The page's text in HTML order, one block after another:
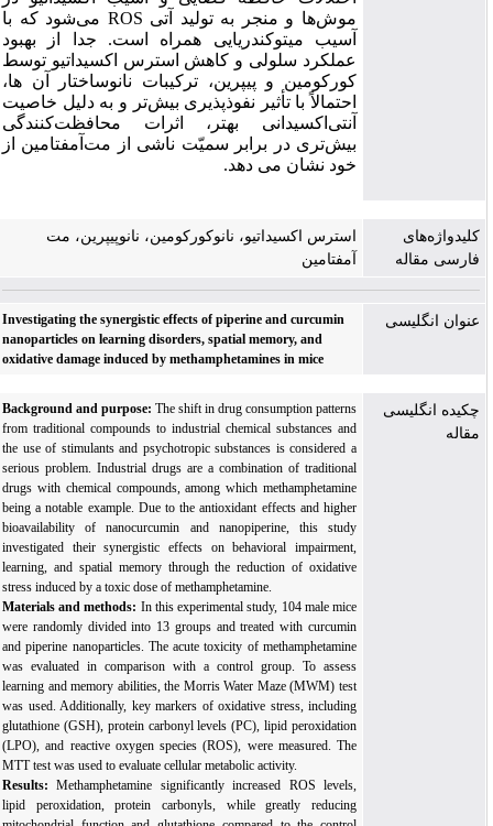
موش‌ها و منجر به تولید آتی ROSمی‌شود که با
آسیب میتوکندریایی همراه است. جدا از بهبود
عملکرد سلولی و کاهش استرس اکسیداتیو توسط
کورکومین و پیپرین، ترکیبات نانوساختار آن ها،
احتمالاً با تأثیر نفوذپذیری بیش‌تر و به دلیل خاصیت
آنتی‌اکسیدانی بهتر، اثرات محافظتکنندگی
بیش‌تری در برابر سمیّت ناشی از متآمفتامین از
خود نشان می دهد.
کلیدواژه‌های
فارسی مقاله
استرس اکسیداتیو، نانوکورکومین، نانوپیپرین، مت
آمفتامین
عنوان انگلیسی
Investigating the synergistic effects of piperine and curcumin
nanoparticles on learning disorders, spatial memory, and
oxidative damage induced by methamphetamines in mice
چکیده انگلیسی
مقاله
Background and purpose: The shift in drug consumption patterns
from traditional compounds to industrial chemical substances and
the use of stimulants and psychotropic substances is considered a
serious problem. Industrial drugs are a combination of traditional
drugs with chemical compounds, among which methamphetamine
being a notable example. Due to the antioxidant effects and higher
bioavailability of nanocurcumin and nanopiperine, this study
investigated their synergistic effects on behavioral impairment,
learning, and spatial memory through the reduction of oxidative
stress induced by a toxic dose of methamphetamine.
Materials and methods: In this experimental study, 104 male mice
were randomly divided into 13 groups and treated with curcumin
and piperine nanoparticles. The acute toxicity of methamphetamine
was evaluated in comparison with a control group. To assess
learning and memory abilities, the Morris Water Maze (MWM) test
was used. Additionally, key markers of oxidative stress, including
glutathione (GSH), protein carbonyl levels (PC), lipid peroxidation
(LPO), and reactive oxygen species (ROS), were measured. The
MTT test was used to evaluate cellular metabolic activity.
Results: Methamphetamine significantly increased ROS levels,
lipid peroxidation, protein carbonyls, while greatly reducing